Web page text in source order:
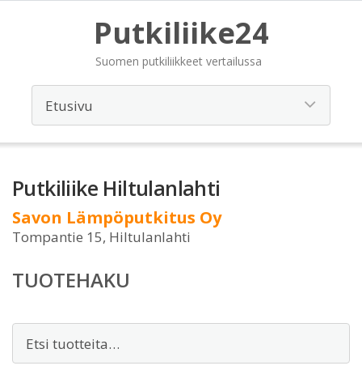
Putkiliike24
Suomen putkiliikkeet vertailussa
Putkiliike Hiltulanlahti
Savon Lämpöputkitus Oy
Tompantie 15, Hiltulanlahti
TUOTEHAKU